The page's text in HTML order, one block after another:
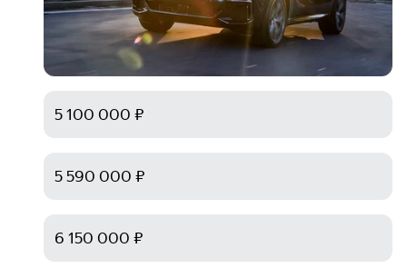
5 100 000 ₽
5 590 000 ₽
6 150 000 ₽